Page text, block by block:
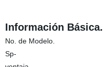
Información Básica.
No. de Modelo.
Sp-